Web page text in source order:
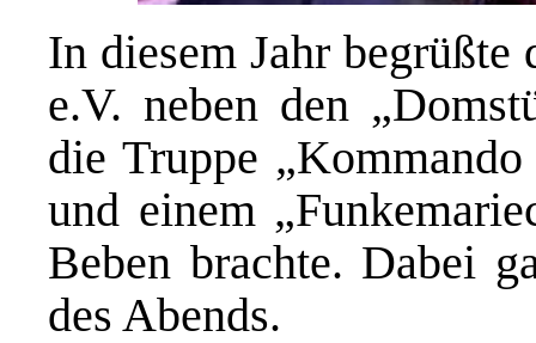
In diesem Jahr
e.V. neben den
die Truppe
und einem
Beben brachte. Dabei
des Abends.